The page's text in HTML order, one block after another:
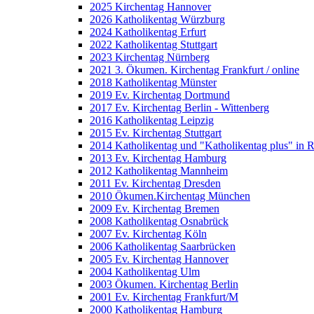
2025 Kirchentag Hannover
2026 Katholikentag Würzburg
2024 Katholikentag Erfurt
2022 Katholikentag Stuttgart
2023 Kirchentag Nürnberg
2021 3. Ökumen. Kirchentag Frankfurt / online
2018 Katholikentag Münster
2019 Ev. Kirchentag Dortmund
2017 Ev. Kirchentag Berlin - Wittenberg
2016 Katholikentag Leipzig
2015 Ev. Kirchentag Stuttgart
2014 Katholikentag und "Katholikentag plus" in
2013 Ev. Kirchentag Hamburg
2012 Katholikentag Mannheim
2011 Ev. Kirchentag Dresden
2010 Ökumen.Kirchentag München
2009 Ev. Kirchentag Bremen
2008 Katholikentag Osnabrück
2007 Ev. Kirchentag Köln
2006 Katholikentag Saarbrücken
2005 Ev. Kirchentag Hannover
2004 Katholikentag Ulm
2003 Ökumen. Kirchentag Berlin
2001 Ev. Kirchentag Frankfurt/M
2000 Katholikentag Hamburg